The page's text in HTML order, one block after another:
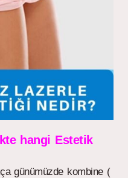
hangi Estetik
günümüzde kombine (